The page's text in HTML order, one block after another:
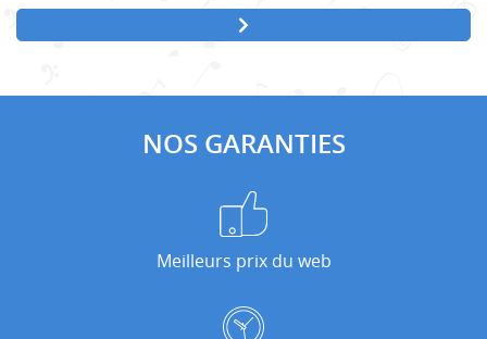
NOS GARANTIES
Meilleurs prix du web